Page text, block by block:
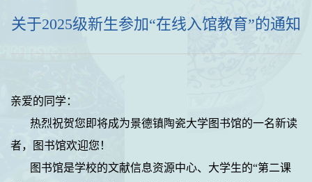
关于2025级新生参加“在线入馆教育”的通知
亲爱的同学：
热烈祝贺您即将成为景德镇陶瓷大学图书馆的一名新读
者，图书馆欢迎您！
图书馆是学校的文献信息资源中心、大学生的“第二课